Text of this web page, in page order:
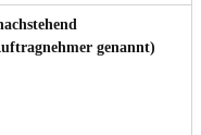
genannt)